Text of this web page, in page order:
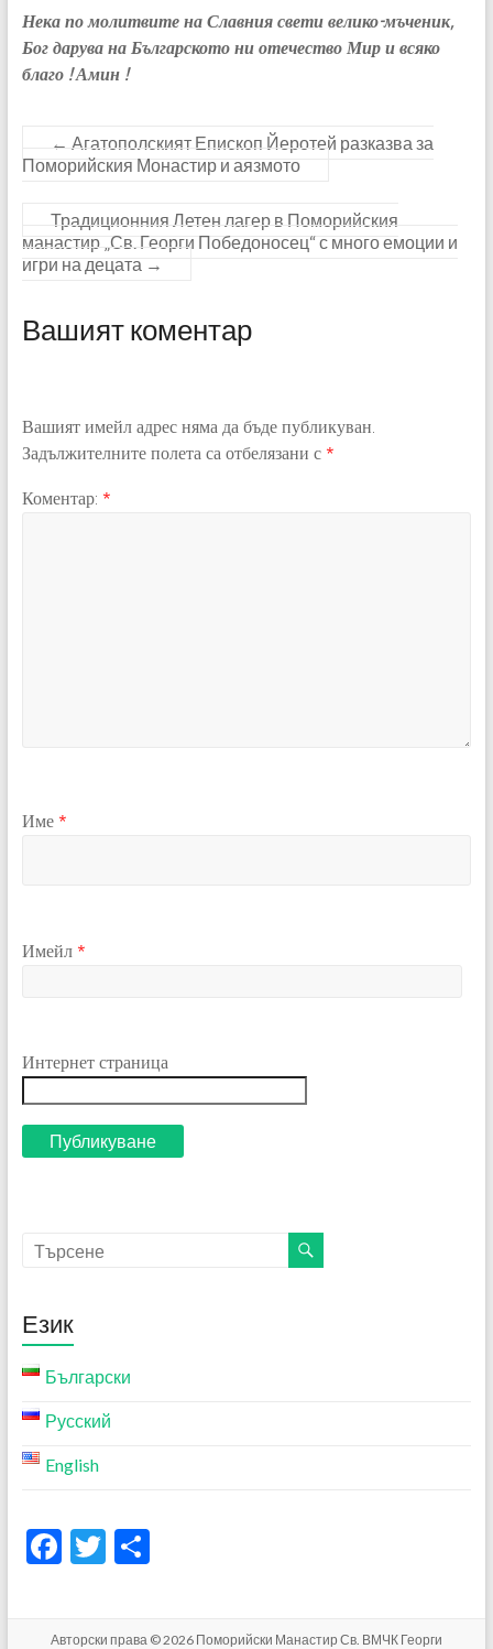
Нека по молитвите на Славния свети велико-мъченик,
Бог дарува на Българското ни отечество Мир и всяко
благо ! Амин !
← Агатополският Епископ Йеротей разказва за
Поморийския Монастир и аязмото
Традиционния Летен лагер в Поморийския
манастир „Св. Георги Победоносец“ с много емоции и
игри на децата →
Вашият коментар
Вашият имейл адрес няма да бъде публикуван.
Задължителните полета са отбелязани с *
Коментар: *
Име *
Имейл *
Интернет страница
Език
Български
Русский
English
F T S
Авторски права © 2026 Поморийски Манастир Св. ВМЧК Георги